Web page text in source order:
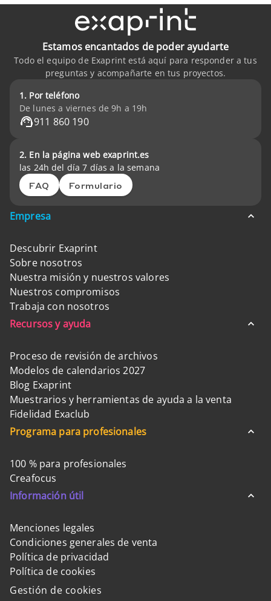
Estamos encantados de poder ayudarte
Todo el equipo de Exaprint está aquí para responder a tus
preguntas y acompañarte en tus proyectos.
1. Por teléfono
De lunes a viernes de 9h a 19h
911 860 190
2. En la página web exaprint.es
las 24h del día 7 días a la semana
FAQ Formulario
Empresa
Descubrir Exaprint
Sobre nosotros
Nuestra misión y nuestros valores
Nuestros compromisos
Trabaja con nosotros
Recursos y ayuda
Proceso de revisión de archivos
Modelos de calendarios 2027
Blog Exaprint
Muestrarios y herramientas de ayuda a la venta
Fidelidad Exaclub
Programa para profesionales
100 % para profesionales
Creafocus
Información útil
Menciones legales
Condiciones generales de venta
Política de privacidad
Política de cookies
Gestión de cookies